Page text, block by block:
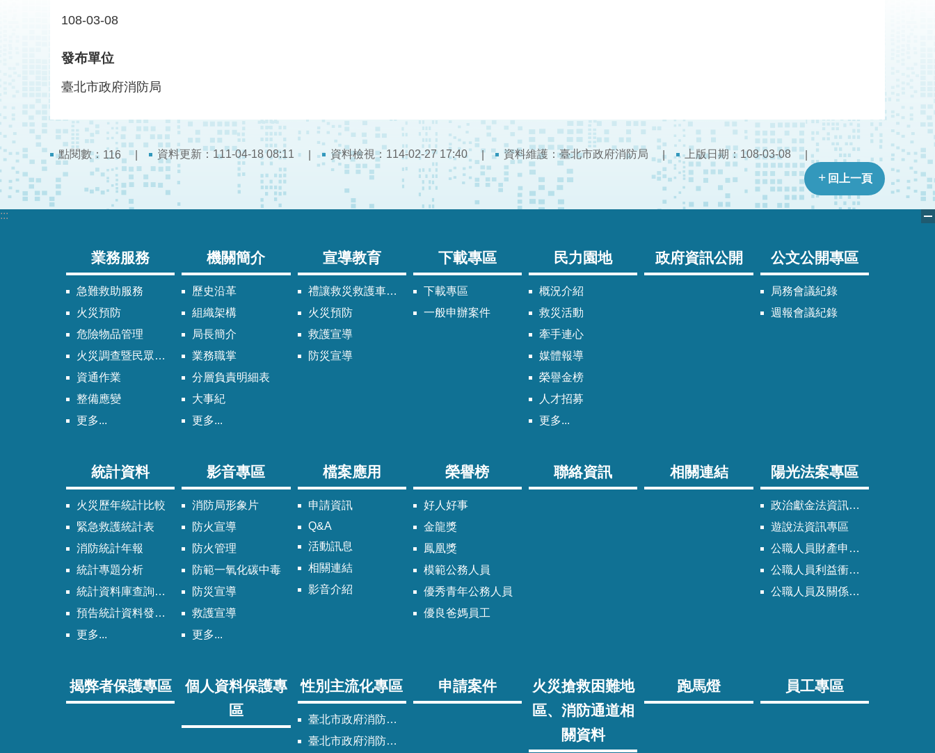
108-03-08
發布單位
臺北市政府消防局
點閱數： 116 資料更新：111-04-18 08:11 資料檢視：114-02-27 17:40 資料維護：臺北市政府消防局 上版日期：108-03-08
回上一頁
:::
業務服務
急難救助服務
火災預防
危險物品管理
火災調查暨民眾申請服務
資通作業
整備應變
更多...
機關簡介
歷史沿革
組織架構
局長簡介
業務職掌
分層負責明細表
大事紀
更多...
宣導教育
禮讓救災救護車輛須知
火災預防
救護宣導
防災宣導
下載專區
下載專區
一般申辦案件
民力園地
概況介紹
救災活動
牽手連心
媒體報導
榮譽金榜
人才招募
更多...
政府資訊公開 公文公開專區
局務會議紀錄
週報會議紀錄
統計資料
火災歷年統計比較
緊急救護統計表
消防統計年報
統計專題分析
統計資料庫查詢系統
預告統計資料發布時間表
更多...
影音專區
消防局形象片
防火宣導
防火管理
防範一氧化碳中毒
防災宣導
救護宣導
更多...
檔案應用
申請資訊
Q&A
活動訊息
相關連結
影音介紹
榮譽榜
好人好事
金龍獎
鳳凰獎
模範公務人員
優秀青年公務人員
優良爸媽員工
聯絡資訊 相關連結 陽光法案專區
政治獻金法資訊專區
遊說法資訊專區
公職人員財產申報法資訊專區
公職人員利益衝突迴避法資訊專區
公職人員及關係人身分關係公開專區
揭弊者保護專區
個人資料保護專
區
性別主流化專區
臺北市政府消防局性別主流化實施計畫
臺北市政府消防局性別平等專案小組委員名單
申請案件
火災搶救困難地
區、消防通道相
關資料
跑馬燈 員工專區